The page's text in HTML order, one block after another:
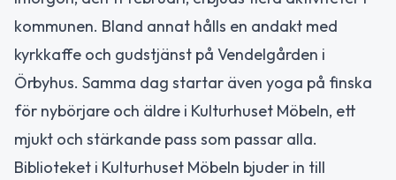
kommunen. Bland annat hålls en andakt med
kyrkkaffe och gudstjänst på Vendelgården i
Örbyhus. Samma dag startar även yoga på finska
för nybörjare och äldre i Kulturhuset Möbeln, ett
mjukt och stärkande pass som passar alla.
Biblioteket i Kulturhuset Möbeln bjuder in till